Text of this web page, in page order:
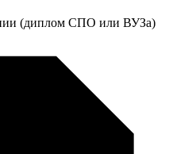
(диплом СПО или ВУЗа)